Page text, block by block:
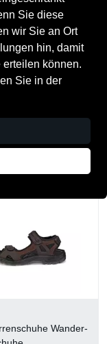
Sie diese
wir Sie an Ort
hin, damit
können.
Sie in der
DARK CLAY
Wander-